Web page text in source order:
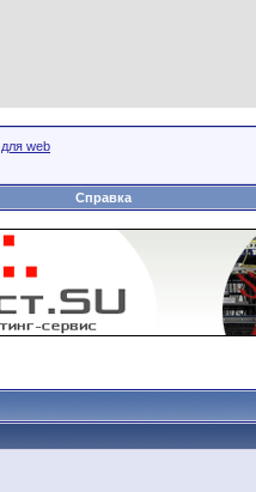
web
Справка